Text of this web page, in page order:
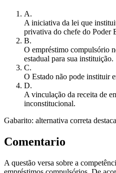
A.
A iniciativa da lei que
privativa do chefe do Poder
B.
O empréstimo compulsório
estadual para sua instituição.
C.
O Estado não pode instituir
D.
A vinculação da receita de
inconstitucional.
Gabarito: alternativa correta
Comentario
A questão versa sobre a